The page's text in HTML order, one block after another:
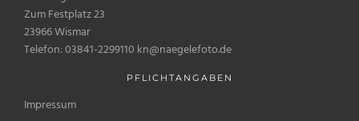
Zum Festplatz 23
23966 Wismar
Telefon: 03841-2299110 kn@naegelefoto.de
PFLICHTANGABEN
Impressum